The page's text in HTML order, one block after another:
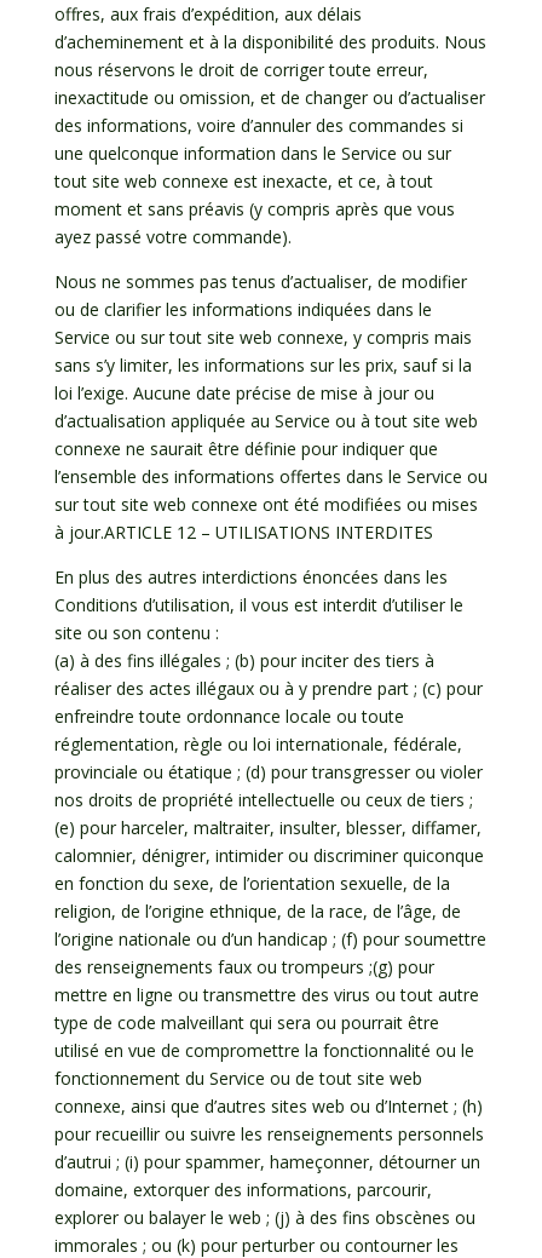
offres, aux frais d’expédition, aux délais
d’acheminement et à la disponibilité des produits. Nous
nous réservons le droit de corriger toute erreur,
inexactitude ou omission, et de changer ou d’actualiser
des informations, voire d’annuler des commandes si
une quelconque information dans le Service ou sur
tout site web connexe est inexacte, et ce, à tout
moment et sans préavis (y compris après que vous
ayez passé votre commande).
Nous ne sommes pas tenus d’actualiser, de modifier
ou de clarifier les informations indiquées dans le
Service ou sur tout site web connexe, y compris mais
sans s’y limiter, les informations sur les prix, sauf si la
loi l’exige. Aucune date précise de mise à jour ou
d’actualisation appliquée au Service ou à tout site web
connexe ne saurait être définie pour indiquer que
l’ensemble des informations offertes dans le Service ou
sur tout site web connexe ont été modifiées ou mises
à jour.ARTICLE 12 – UTILISATIONS INTERDITES
En plus des autres interdictions énoncées dans les
Conditions d’utilisation, il vous est interdit d’utiliser le
site ou son contenu :
(a) à des fins illégales ; (b) pour inciter des tiers à
réaliser des actes illégaux ou à y prendre part ; (c) pour
enfreindre toute ordonnance locale ou toute
réglementation, règle ou loi internationale, fédérale,
provinciale ou étatique ; (d) pour transgresser ou violer
nos droits de propriété intellectuelle ou ceux de tiers ;
(e) pour harceler, maltraiter, insulter, blesser, diffamer,
calomnier, dénigrer, intimider ou discriminer quiconque
en fonction du sexe, de l’orientation sexuelle, de la
religion, de l’origine ethnique, de la race, de l’âge, de
l’origine nationale ou d’un handicap ; (f) pour soumettre
des renseignements faux ou trompeurs ;(g) pour
mettre en ligne ou transmettre des virus ou tout autre
type de code malveillant qui sera ou pourrait être
utilisé en vue de compromettre la fonctionnalité ou le
fonctionnement du Service ou de tout site web
connexe, ainsi que d’autres sites web ou d’Internet ; (h)
pour recueillir ou suivre les renseignements personnels
d’autrui ; (i) pour spammer, hameçonner, détourner un
domaine, extorquer des informations, parcourir,
explorer ou balayer le web ; (j) à des fins obscènes ou
immorales ; ou (k) pour perturber ou contourner les